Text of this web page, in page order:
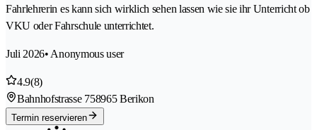
Fahrlehrerin es kann sich wirklich sehen lassen wie sie ihr Unterricht ob
VKU oder Fahrschule unterrichtet.
Juli 2026• Anonymous user
4.9(8)
Bahnhofstrasse 758965 Berikon
Termin reservieren